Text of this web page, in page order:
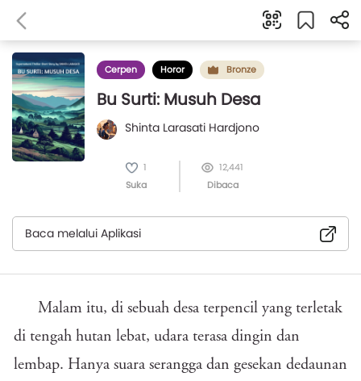
Cerpen Horor Bronze
Bu Surti: Musuh Desa
Shinta Larasati Hardjono
1
Suka
12,441
Dibaca
Baca melalui Aplikasi
Malam itu, di sebuah desa terpencil yang terletak
di tengah hutan lebat, udara terasa dingin dan
lembap. Hanya suara serangga dan gesekan dedaunan